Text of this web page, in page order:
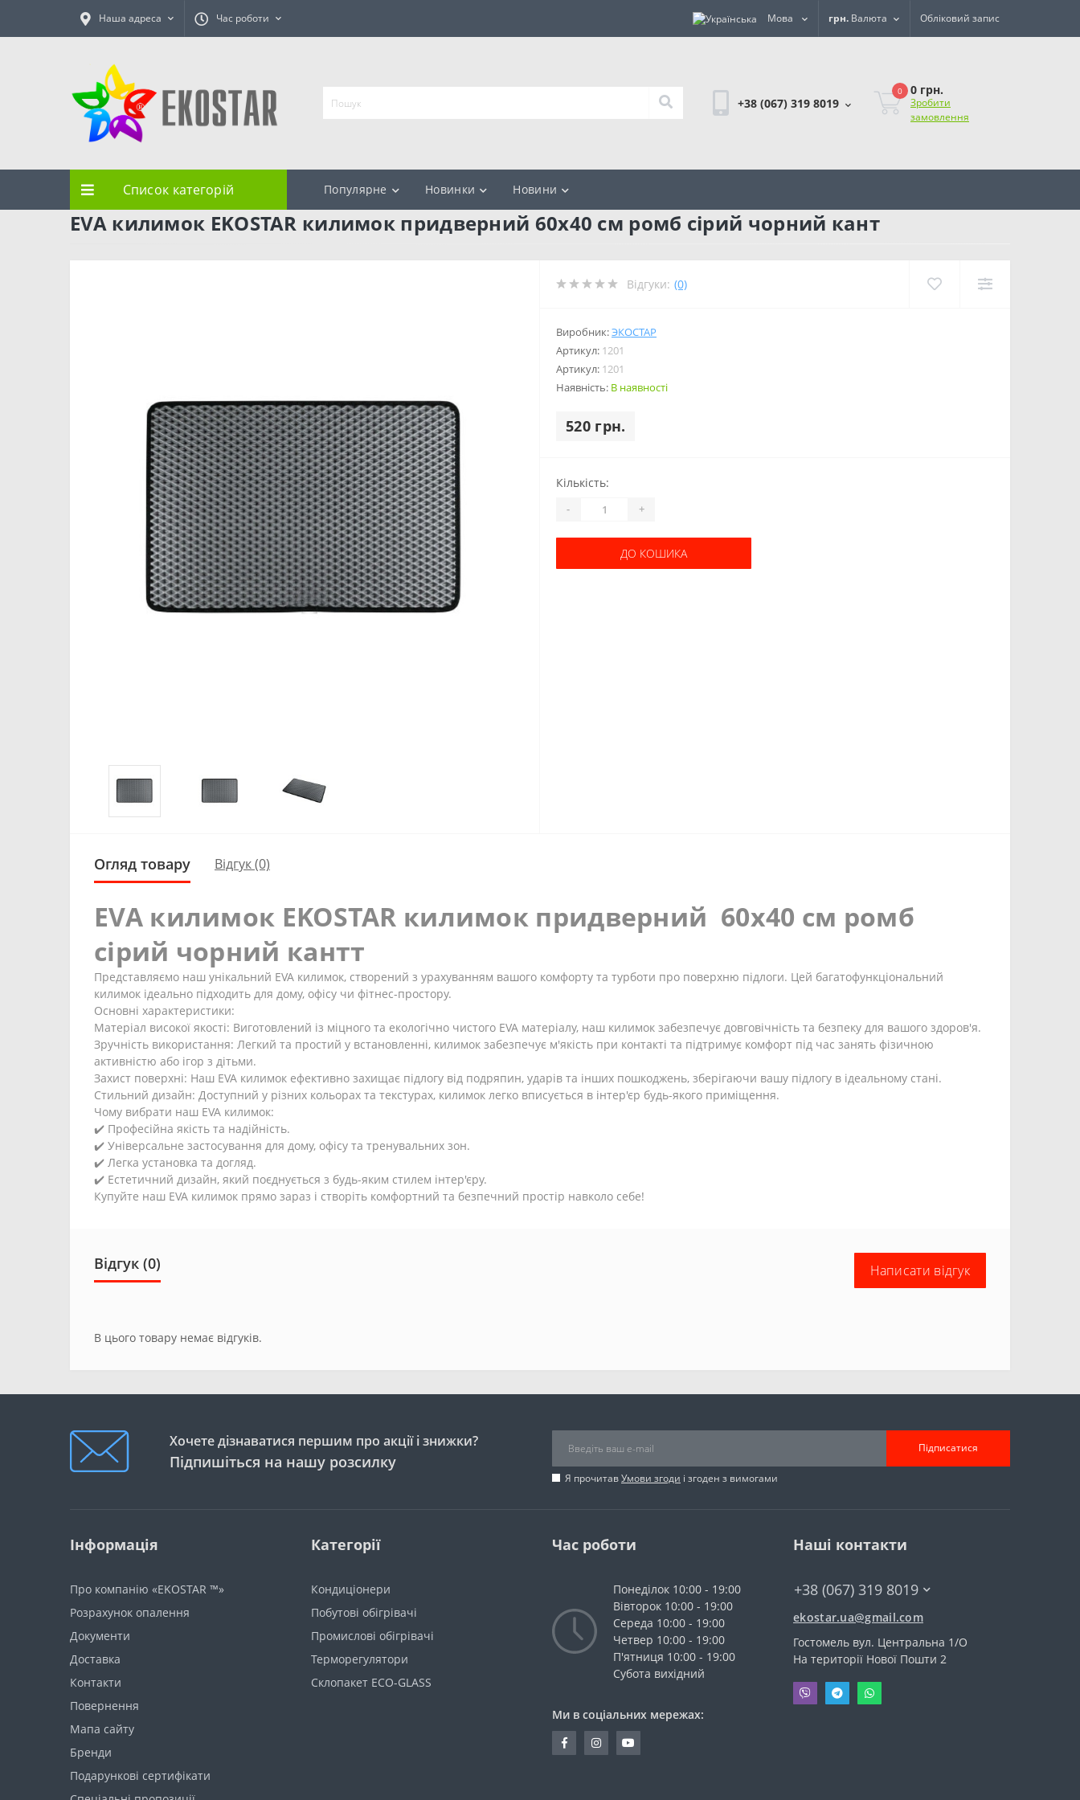
Наша адреса Час роботи Мова грн. Валюта Обліковий запис
+38 (067) 319 8019
0 0 грн.
Зробити
замовлення
Список категорій Популярне Новинки Новини
EVA килимок EKOSTAR килимок придверний 60x40 см ромб сірий чорний кант
Відгуки: (0)
Виробник:ЭКОСТАР
Артикул: 1201
Артикул: 1201
Наявність: В наявності
520 грн.
Кількість:
- +
ДО КОШИКА
Огляд товару Відгук (0)
EVA килимок EKOSTAR килимок придверний 60x40 см ромб
сірий чорний кантт
Представляємо наш унікальний EVA килимок, створений з урахуванням вашого комфорту та турботи про поверхню підлоги. Цей багатофункціональний
килимок ідеально підходить для дому, офісу чи фітнес-простору.
Основні характеристики:
Матеріал високої якості: Виготовлений із міцного та екологічно чистого EVA матеріалу, наш килимок забезпечує довговічність та безпеку для вашого здоров'я.
Зручність використання: Легкий та простий у встановленні, килимок забезпечує м'якість при контакті та підтримує комфорт під час занять фізичною
активністю або ігор з дітьми.
Захист поверхні: Наш EVA килимок ефективно захищає підлогу від подряпин, ударів та інших пошкоджень, зберігаючи вашу підлогу в ідеальному стані.
Стильний дизайн: Доступний у різних кольорах та текстурах, килимок легко вписується в інтер'єр будь-якого приміщення.
Чому вибрати наш EVA килимок:
✔️ Професійна якість та надійність.
✔️ Універсальне застосування для дому, офісу та тренувальних зон.
✔️ Легка установка та догляд.
✔️ Естетичний дизайн, який поєднується з будь-яким стилем інтер'єру.
Купуйте наш EVA килимок прямо зараз і створіть комфортний та безпечний простір навколо себе!
Відгук (0) Написати відгук
В цього товару немає відгуків.
Хочете дізнаватися першим про акції і знижки?
Підпишіться на нашу розсилку
Підписатися
Я прочитавУмови згоди і згоден з вимогами
Інформація
Про компанію «EKOSTAR ™»
Розрахунок опалення
Документи
Доставка
Контакти
Повернення
Мапа сайту
Бренди
Подарункові сертифікати
Категорії
Кондиціонери
Побутові обігрівачі
Промислові обігрівачі
Терморегулятори
Склопакет ECO-GLASS
Час роботи
Понеділок 10:00 - 19:00
Вівторок 10:00 - 19:00
Середа 10:00 - 19:00
Четвер 10:00 - 19:00
П'ятниця 10:00 - 19:00
Cубота вихідний
Ми в соціальних мережах:
Наші контакти
+38 (067) 319 8019
ekostar.ua@gmail.com
Гостомель вул. Центральна 1/О
На території Нової Пошти 2